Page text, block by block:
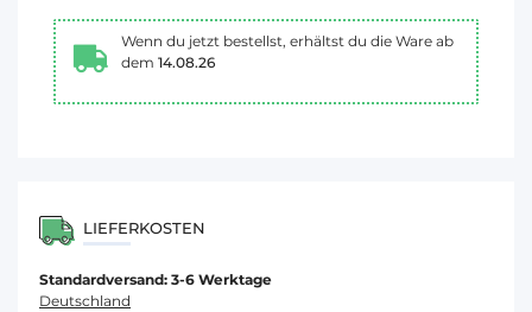
Wenn du jetzt bestellst, erhältst du die Ware ab
dem 14.08.26
LIEFERKOSTEN
Standardversand: 3-6 Werktage
Deutschland